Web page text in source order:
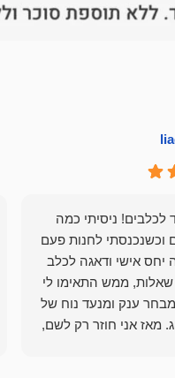
לכלבים! ניסיתי כמה
וכשנכנסתי לחנות פעם
יחס אישי ודאגה לכלב
ממש התאימו לי
ענק ומנעד נוח של
מאז אני חוזר רק לשם,